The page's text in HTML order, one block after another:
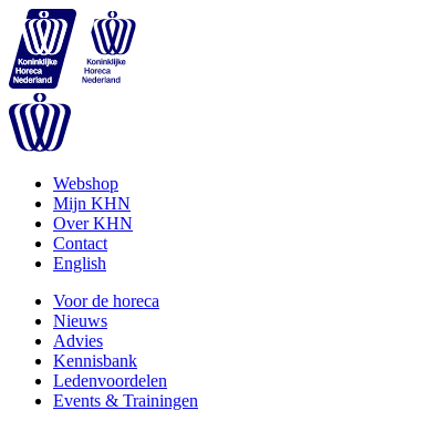
Webshop
Mijn KHN
Over KHN
Contact
English
Voor de horeca
Nieuws
Advies
Kennisbank
Ledenvoordelen
Events & Trainingen